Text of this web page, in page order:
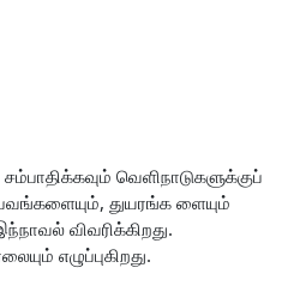
வெளிநாடுகளுக்குப்
துயரங்க ளையும்
விவரிக்கிறது.
எழுப்புகிறது.